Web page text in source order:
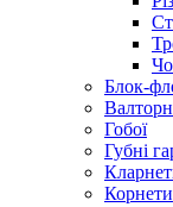
Блок-
Гобої
Губні
Корнети